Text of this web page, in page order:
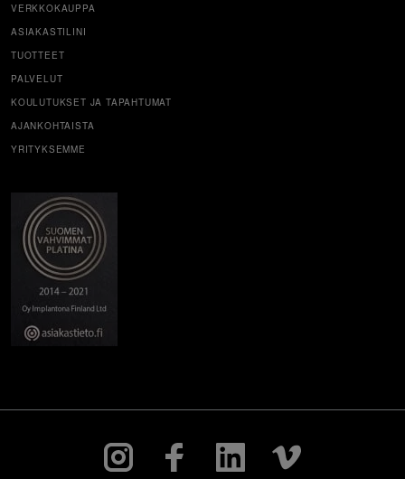
VERKKOKAUPPA
ASIAKASTILINI
TUOTTEET
PALVELUT
KOULUTUKSET JA TAPAHTUMAT
AJANKOHTAISTA
YRITYKSEMME